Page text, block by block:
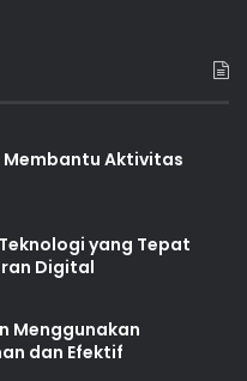
Membantu Aktivitas
yang Tepat
Digital
Menggunakan
dan Efektif